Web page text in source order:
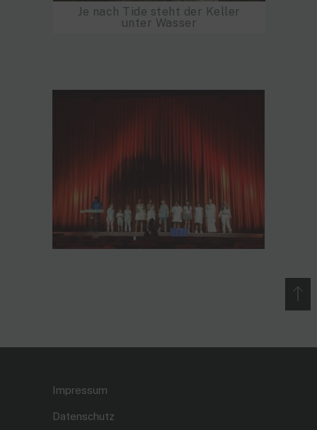
Je nach Tide steht der Keller
unter Wasser
Impressum
Datenschutz